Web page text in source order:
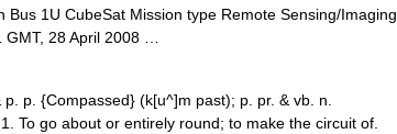
1U CubeSat Mission type Remote Sensing/Imaging
28 April 2008 …
p. {Compassed} (k[u^]m past); p. pr. & vb. n.
To go about or entirely round; to make the circuit of.